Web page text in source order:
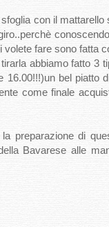
con il mattarello
volete fare sono fatta
abbiamo fatto 3
16.00!!!)un bel piatto
come finale
preparazione di
Bavarese alle